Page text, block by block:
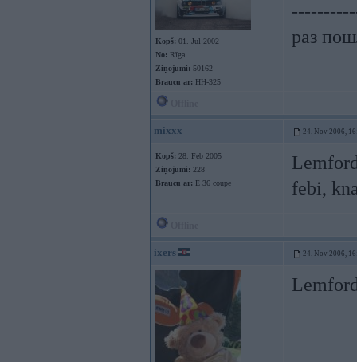
Kopš: 01. Jul 2002
No: Rīga
Ziņojumi: 50162
Braucu ar: HH-325
раз
mixxx 24. Nov 2006,
Kopš: 28. Feb 2005
Ziņojumi: 228
Braucu ar: E 36 coupe
febi,
ixers 24. Nov 2006,